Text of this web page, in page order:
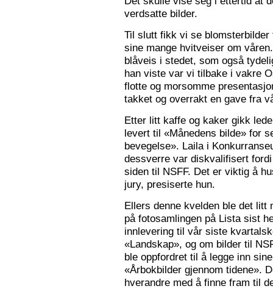
verdsatte bilder.
Til slutt fikk vi se
sine mange hvitveiser om
blåveis i stedet, som også
han viste var vi tilbake i vakre
flotte og morsomme
takket og overrakt en gave fra
Etter litt kaffe og kaker gikk
levert til «Månedens bilde» for
bevegelse». Laila i
dessverre var diskvalifisert
siden til NSFF. Det er viktig å
jury, presiserte hun.
Ellers denne kvelden ble det litt
på fotosamlingen på Lista sist
innlevering til vår siste
«Landskap», og om bilder til
ble oppfordret til å legge inn
«Årbokbilder gjennom tidene».
hverandre med å finne fram til